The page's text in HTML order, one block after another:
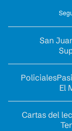
San
Policiales
El
Cartas del